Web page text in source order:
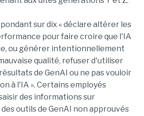
sur dix « déclare altérer les
pour faire croire que l'IA
ou générer intentionnellement
qualité, refuser d'utiliser
de GenAI ou ne pas vouloir
à l'IA ». Certains employés
des informations sur
outils de GenAI non approuvés